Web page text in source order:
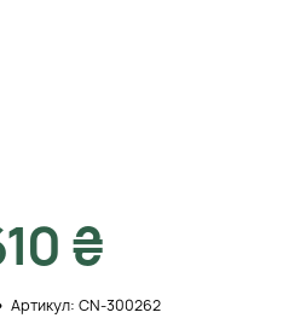
₴
Артикул: CN-300262